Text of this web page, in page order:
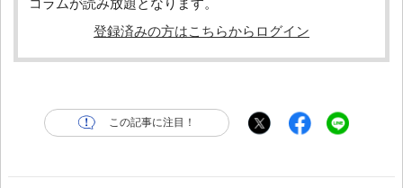
コラムが読み放題となります。
登録済みの方はこちらからログイン
この記事に注目！